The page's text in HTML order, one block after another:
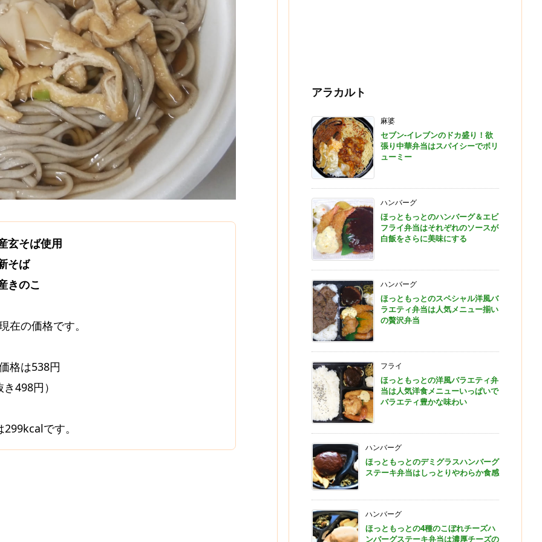
玄そば使用
そば
きのこ
在の価格です。
格は538円
498円）
です。
アラカルト
麻婆
セブン-イレブンのドカ盛り！欲
張り中華弁当はスパイシーでボリ
ューミー
ハンバーグ
ほっともっとのハンバーグ＆エビ
フライ弁当はそれぞれのソースが
白飯をさらに美味にする
ハンバーグ
ほっともっとのスペシャル洋風バ
ラエティ弁当は人気メニュー揃い
の贅沢弁当
フライ
ほっともっとの洋風バラエティ弁
当は人気洋食メニューいっぱいで
バラエティ豊かな味わい
ハンバーグ
ほっともっとのデミグラスハンバーグ
ステーキ弁当はしっとりやわらか食感
ハンバーグ
ほっともっとの4種のこぼれチーズハ
ンバーグステーキ弁当は濃厚チーズの